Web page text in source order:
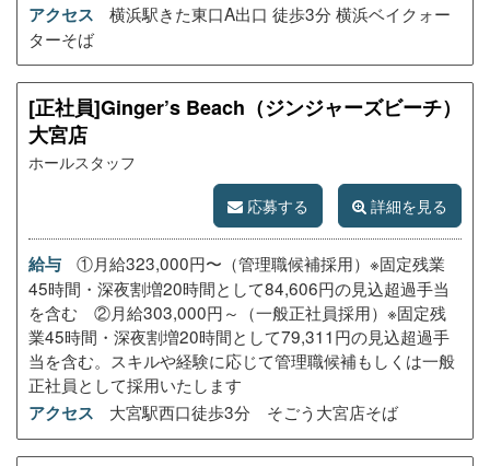
アクセス
横浜駅きた東口A出口 徒歩3分 横浜ベイクォー
ターそば
[正社員]Ginger’s Beach（ジンジャーズビーチ）
大宮店
ホールスタッフ
応募する
詳細を見る
給与
①月給323,000円〜（管理職候補採用）※固定残業
45時間・深夜割増20時間として84,606円の見込超過手当
を含む ②月給303,000円～（一般正社員採用）※固定残
業45時間・深夜割増20時間として79,311円の見込超過手
当を含む。スキルや経験に応じて管理職候補もしくは一般
正社員として採用いたします
アクセス
大宮駅西口徒歩3分 そごう大宮店そば